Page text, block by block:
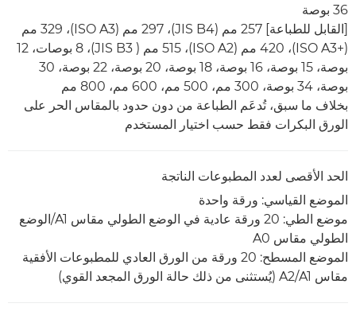
36 بوصة
[القابل للطباعة] 257 مم (JIS B4)،‏ 297 مم (ISO A3)،‏ 329 مم
(ISO A3+‎)،‏ 420 مم (ISO A2)،‏ 515 مم ( JIS B3)، ‏8 بوصات، 12
بوصة، 15 بوصة، 16 بوصة، 18 بوصة، 20 بوصة، 22 بوصة، 30
بوصة، 34 بوصة، 300 مم، 500 مم، 600 مم، 800 مم
بخلاف ما سبق، تُدعَم الطباعة من دون حدود بالمقاس الحر على
الورق البكرات فقط حسب اختيار المستخدم
الحد الأقصى لعدد المطبوعات الناتجة
الموضع القياسي: ورقة واحدة
موضع الطي: 20 ورقة عادية في الوضع الطولي مقاس A1/الوضع
الطولي مقاس A0
الموضع المسطح: 20 ورقة من الورق العادي للمطبوعات الأفقية
مقاس A1/‏A2 (يُستثنى من ذلك حالة الورق المجعد القوي)